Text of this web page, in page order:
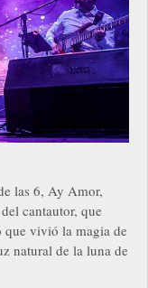
las 6, Ay Amor,
cantautor, que
que vivió la magia de
natural de la luna de